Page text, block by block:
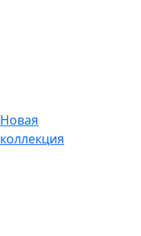
Новая
коллекция